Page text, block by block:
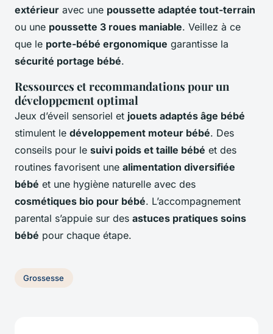
extérieur avec une poussette adaptée tout-terrain
ou une poussette 3 roues maniable. Veillez à ce
que le porte-bébé ergonomique garantisse la
sécurité portage bébé.
Ressources et recommandations pour un
développement optimal
Jeux d’éveil sensoriel et jouets adaptés âge bébé
stimulent le développement moteur bébé. Des
conseils pour le suivi poids et taille bébé et des
routines favorisent une alimentation diversifiée
bébé et une hygiène naturelle avec des
cosmétiques bio pour bébé. L’accompagnement
parental s’appuie sur des astuces pratiques soins
bébé pour chaque étape.
Grossesse